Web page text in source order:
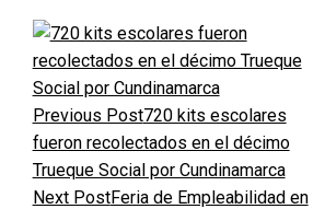
Previous Post720 kits escolares
fueron recolectados en el décimo
Trueque Social por Cundinamarca
Next PostFeria de Empleabilidad en